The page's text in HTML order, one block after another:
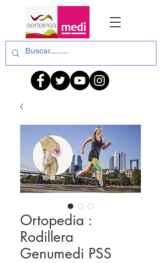
Ortopedia :
Rodillera
Genumedi PSS